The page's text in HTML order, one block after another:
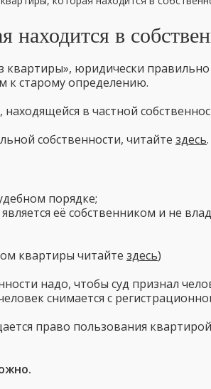
находится в
юридически правильно
к старому определению.
в частной
собственности, читайте здесь.
порядке;
её собственником и не
квартиры читайте здесь)
надо, чтобы суд признал
снимается с
право пользования